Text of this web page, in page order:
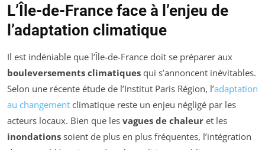
L’Île-de-France face à l’enjeu de
l’adaptation climatique
Il est indéniable que l’Île-de-France doit se préparer aux
bouleversements climatiques qui s’annoncent inévitables.
Selon une récente étude de l’Institut Paris Région, l’adaptation
au changement climatique reste un enjeu négligé par les
acteurs locaux. Bien que les vagues de chaleur et les
inondations soient de plus en plus fréquentes, l’intégration